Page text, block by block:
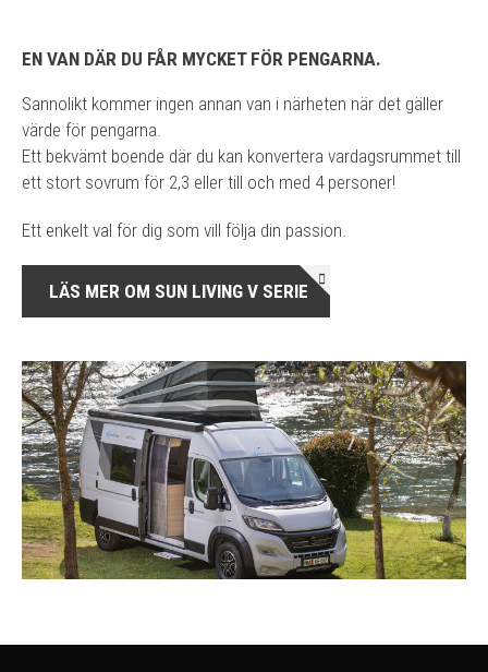
EN VAN DÄR DU FÅR MYCKET FÖR PENGARNA.
Sannolikt kommer ingen annan van i närheten när det gäller
värde för pengarna.
Ett bekvämt boende där du kan konvertera vardagsrummet till
ett stort sovrum för 2,3 eller till och med 4 personer!
Ett enkelt val för dig som vill följa din passion.
LÄS MER OM SUN LIVING V SERIE